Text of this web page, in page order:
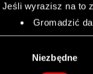
Jeśli wyrazisz na to
Gromadzić
Dowiedz się więcej
Niezbędne